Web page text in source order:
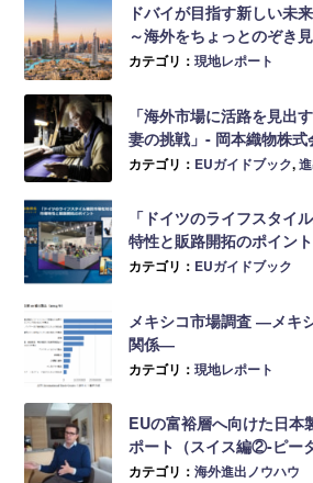
ドバイが目指す新しい未
～海外をちょっとのぞき
カテゴリ：現地レポート
「海外市場に活路を見出
妻の挑戦」- 岡本織物株式
カテゴリ： EUガイドブック,
「ドイツのライフスタイ
特性と販路開拓のポイント
カテゴリ： EUガイドブック
メキシコ市場調査 ―メキ
関係―
カテゴリ：現地レポート
EUの富裕層へ向けた日本
ポート（スイス編②-ピー
カテゴリ：海外進出ノウハウ